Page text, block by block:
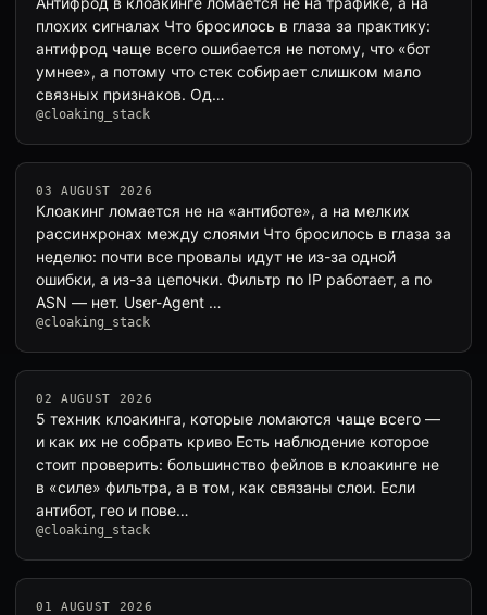
плохих сигналах Что бросилось в глаза за практику:
антифрод чаще всего ошибается не потому, что «бот
умнее», а потому что стек собирает слишком мало
связных признаков. Од…
@cloaking_stack
03 AUGUST 2026
Клоакинг ломается не на «антиботе», а на мелких
рассинхронах между слоями Что бросилось в глаза за
неделю: почти все провалы идут не из-за одной
ошибки, а из-за цепочки. Фильтр по IP работает, а по
ASN — нет. User-Agent …
@cloaking_stack
02 AUGUST 2026
5 техник клоакинга, которые ломаются чаще всего —
и как их не собрать криво Есть наблюдение которое
стоит проверить: большинство фейлов в клоакинге не
в «силе» фильтра, а в том, как связаны слои. Если
антибот, гео и пове…
@cloaking_stack
01 AUGUST 2026